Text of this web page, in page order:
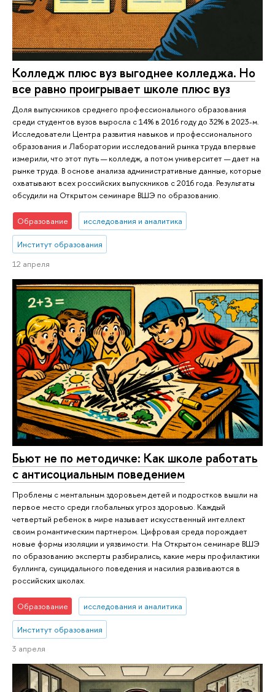
Колледж плюс вуз выгоднее колледжа. Но
все равно проигрывает школе плюс вуз
Доля выпускников среднего профессионального образования
среди студентов вузов выросла с 14% в 2016 году до 32% в 2023-м.
Исследователи Центра развития навыков и профессионального
образования и Лаборатории исследований рынка труда впервые
измерили, что этот путь — колледж, а потом университет — дает на
рынке труда. В основе анализа административные данные, которые
охватывают всех российских выпускников с 2016 года. Результаты
обсудили на Открытом семинаре ВШЭ по образованию.
Образование исследования и аналитика
Институт образования
12 апреля
Бьют не по методичке: Как школе работать
с антисоциальным поведением
Проблемы с ментальным здоровьем детей и подростков вышли на
первое место среди глобальных угроз здоровью. Каждый
четвертый ребенок в мире называет искусственный интеллект
своим романтическим партнером. Цифровая среда порождает
новые формы изоляции и уязвимости. На Открытом семинаре ВШЭ
по образованию эксперты разбирались, какие меры профилактики
буллинга, суицидального поведения и насилия развиваются в
российских школах.
Образование исследования и аналитика
Институт образования
3 апреля